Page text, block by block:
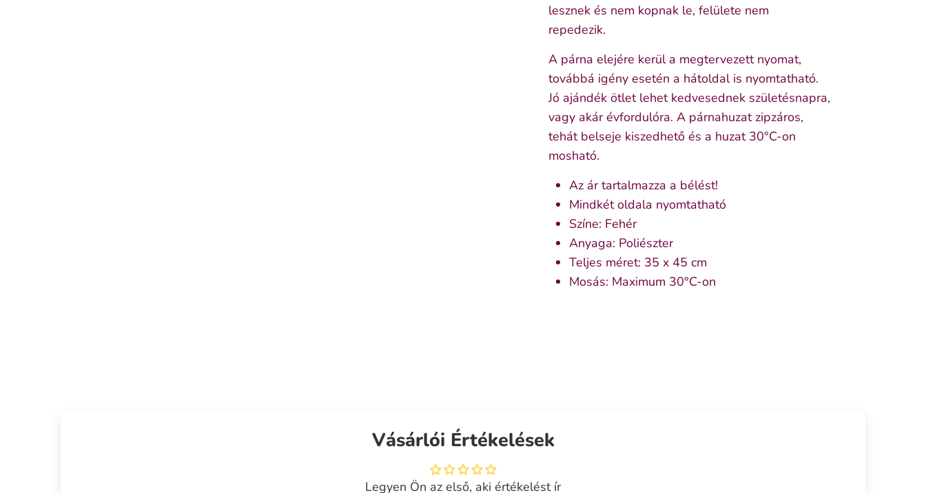
lesznek és nem kopnak le, felülete nem
repedezik.
A párna elejére kerül a megtervezett nyomat,
továbbá igény esetén a hátoldal is nyomtatható.
Jó ajándék ötlet lehet kedvesednek születésnapra,
vagy akár évfordulóra. A párnahuzat zipzáros,
tehát belseje kiszedhető és a huzat 30°C-on
mosható.
Az ár tartalmazza a bélést!
Mindkét oldala nyomtatható
Színe: Fehér
Anyaga: Poliészter
Teljes méret: 35 x 45 cm
Mosás: Maximum 30°C-on
Vásárlói Értékelések
Legyen Ön az első, aki értékelést ír